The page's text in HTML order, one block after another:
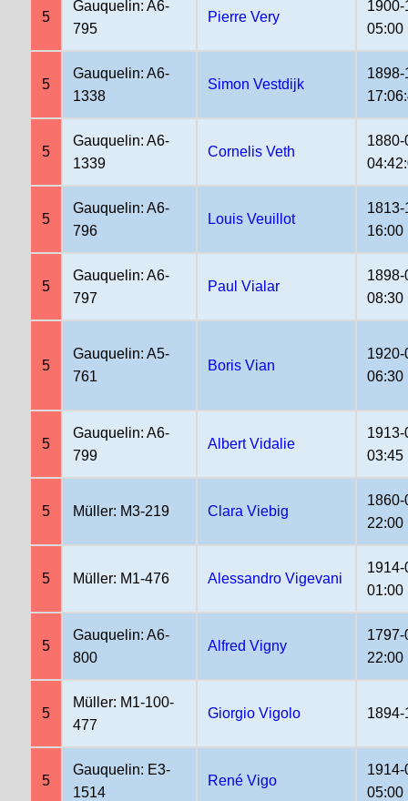
5
Gauquelin: A6-
795
Pierre Very
1900-
05:00
5
Gauquelin: A6-
1338
Simon Vestdijk
5
Gauquelin: A6-
1339
Cornelis Veth
5
Gauquelin: A6-
796
Louis Veuillot
1813-
16:00
5
Gauquelin: A6-
797
Paul Vialar
08:30
5
Gauquelin: A5-
761
Boris Vian
06:30
5
Gauquelin: A6-
799
Albert Vidalie
03:45
5 Müller: M3-219 Clara Viebig
22:00
5 Müller: M1-476 Alessandro Vigevani
01:00
5
Gauquelin: A6-
800
Alfred Vigny
22:00
5
Müller: M1-100-
477
Giorgio Vigolo
5
Gauquelin: E3-
1514
René Vigo
05:00